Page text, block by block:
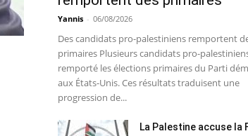
Yannis - 06/08/2026
Des candidats pro-palestiniens remportent
primaires Plusieurs candidats pro-
remporté les élections primaires du Parti
aux États-Unis. Ces résultats traduisent une
progression de...
La Palestine accuse la